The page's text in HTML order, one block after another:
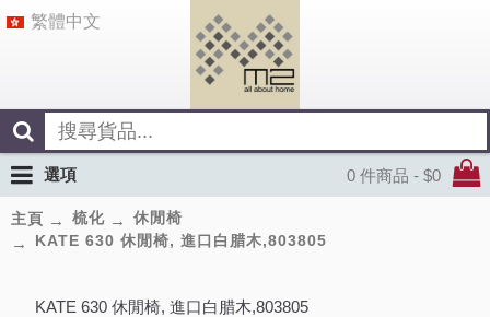
繁體中文
0 件商品 - $0
選項
主頁 梳化
休閒椅
KATE 630 休閒椅, 進口白腊木,803805
KATE 630 休閒椅, 進口白腊木,803805